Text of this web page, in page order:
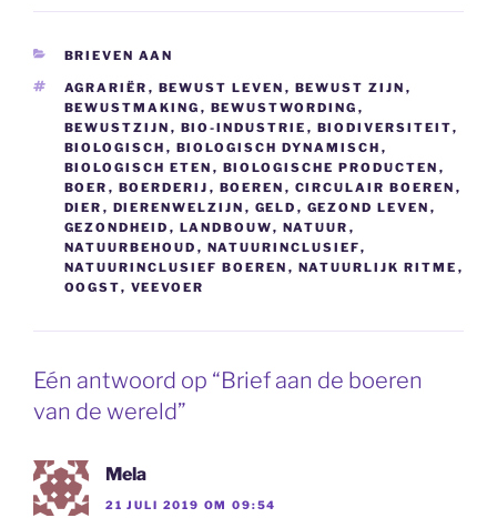
CATEGORIEËN
BRIEVEN AAN
TAGS
AGRARIËR , BEWUST LEVEN , BEWUST ZIJN ,
BEWUSTMAKING , BEWUSTWORDING ,
BEWUSTZIJN , BIO-INDUSTRIE , BIODIVERSITEIT,
BIOLOGISCH , BIOLOGISCH DYNAMISCH ,
BIOLOGISCH ETEN , BIOLOGISCHE PRODUCTEN ,
BOER , BOERDERIJ , BOEREN , CIRCULAIR BOEREN ,
DIER , DIERENWELZIJN , GELD , GEZOND LEVEN ,
GEZONDHEID , LANDBOUW, NATUUR ,
NATUURBEHOUD , NATUURINCLUSIEF,
NATUURINCLUSIEF BOEREN , NATUURLIJK RITME ,
OOGST, VEEVOER
Eén antwoord op “Brief aan de boeren
van de wereld”
Mela
21 JULI 2019 OM 09:54